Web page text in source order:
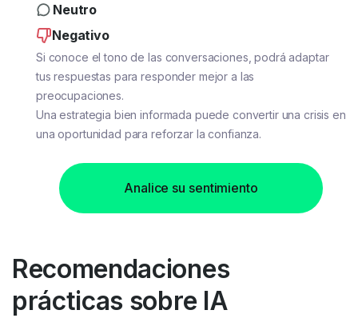
Neutro
Negativo
Si conoce el tono de las conversaciones, podrá adaptar
tus respuestas para responder mejor a las
preocupaciones.
Una estrategia bien informada puede convertir una crisis en
una oportunidad para reforzar la confianza.
Analice su sentimiento
Recomendaciones
prácticas sobre IA